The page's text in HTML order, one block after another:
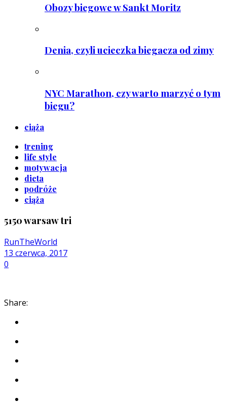
Obozy biegowe w Sankt Moritz
Denia, czyli ucieczka biegacza od zimy
NYC Marathon, czy warto marzyć o tym
biegu?
ciąża
trening
life style
motywacja
dieta
podróże
ciąża
5150 warsaw tri
RunTheWorld
13 czerwca, 2017
0
Share: